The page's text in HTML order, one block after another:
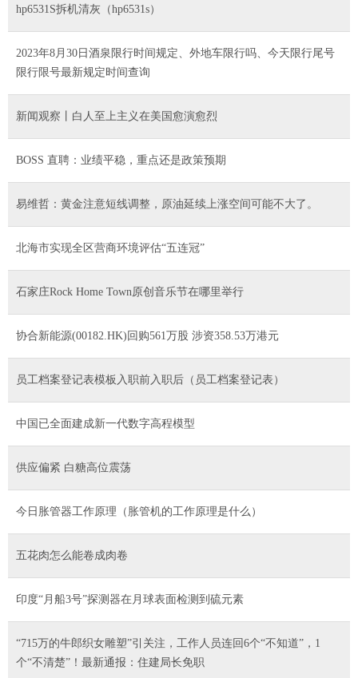
hp6531S拆机清灰（hp6531s）
2023年8月30日酒泉限行时间规定、外地车限行吗、今天限行尾号
限行限号最新规定时间查询
新闻观察丨白人至上主义在美国愈演愈烈
BOSS 直聘：业绩平稳，重点还是政策预期
易维哲：黄金注意短线调整，原油延续上涨空间可能不大了。
北海市实现全区营商环境评估“五连冠”
石家庄Rock Home Town原创音乐节在哪里举行
协合新能源(00182.HK)回购561万股 涉资358.53万港元
员工档案登记表模板入职前入职后（员工档案登记表）
中国已全面建成新一代数字高程模型
供应偏紧 白糖高位震荡
今日胀管器工作原理（胀管机的工作原理是什么）
五花肉怎么能卷成肉卷
印度“月船3号”探测器在月球表面检测到硫元素
“715万的牛郎织女雕塑”引关注，工作人员连回6个“不知道”，1
个“不清楚”！最新通报：住建局长免职